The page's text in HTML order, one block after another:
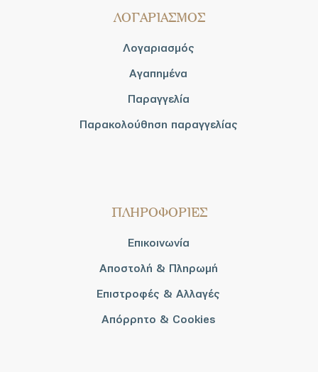
ΛΟΓΑΡΙΑΣΜΟΣ
Λογαριασμός
Αγαπημένα
Παραγγελία
Παρακολούθηση παραγγελίας
ΠΛΗΡΟΦΟΡΙΕΣ
Επικοινωνία
Αποστολή & Πληρωμή
Επιστροφές & Αλλαγές
Απόρρητο & Cookies